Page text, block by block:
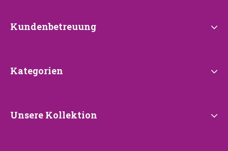
Kundenbetreuung
Kundenbetreuung
Kategorien
Kategorien
Unsere
Unsere Kollektion